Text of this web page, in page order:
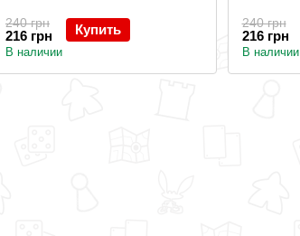
240 грн
216 грн Купить
В наличии
240 грн
216 грн
В наличии